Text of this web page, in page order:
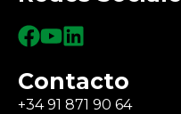
Contacto
+34 91 871 90 64